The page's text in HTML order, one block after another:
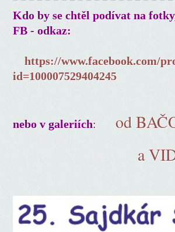
Kdo by se chtěl podívat na
FB - odkaz:
https://www.facebook.com/
id=100007529404245
nebo v galeriích:od
a